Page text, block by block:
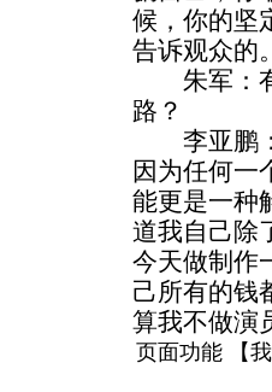
候，你的坚
告诉观众的。
朱军：有
路？
李亚鹏：
因为任何一
能更是一种
道我自己除
今天做制作
己所有的钱
算我不做
页面功能 【